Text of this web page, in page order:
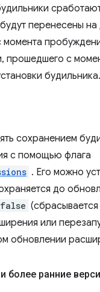
перенесены на
прошедшего с
будильника.
сохранением
с помощью флага
. Его можно
до
false
или
обновлении
более ранние